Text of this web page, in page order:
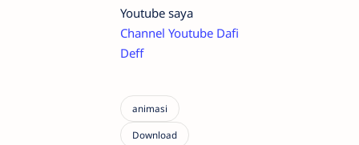
Youtube saya
Channel Youtube Dafi
Deff